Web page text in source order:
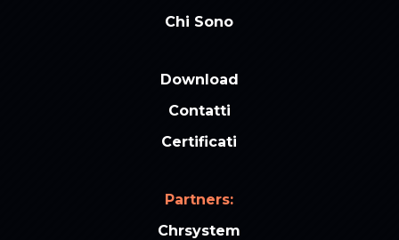
Chi Sono
Download
Contatti
Certificati
Partners:
Chrsystem